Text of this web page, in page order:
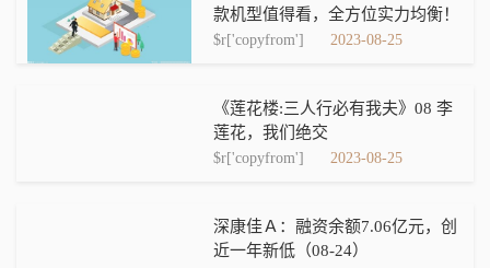
款机型值得看，全方位实力均衡！
$r['copyfrom'] 2023-08-25
《莲花楼:三人行必有我夫》08 李
莲花，我们绝交
$r['copyfrom'] 2023-08-25
深康佳Ａ：融资余额7.06亿元，创
近一年新低（08-24）